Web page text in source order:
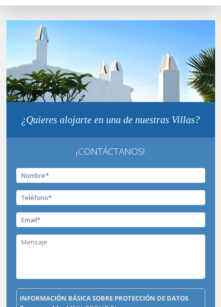
¿Quieres alojarte en una de nuestras Villas?
¡CONTÁCTANOS!
INFORMACIÓN BÁSICA SOBRE PROTECCIÓN DE DATOS